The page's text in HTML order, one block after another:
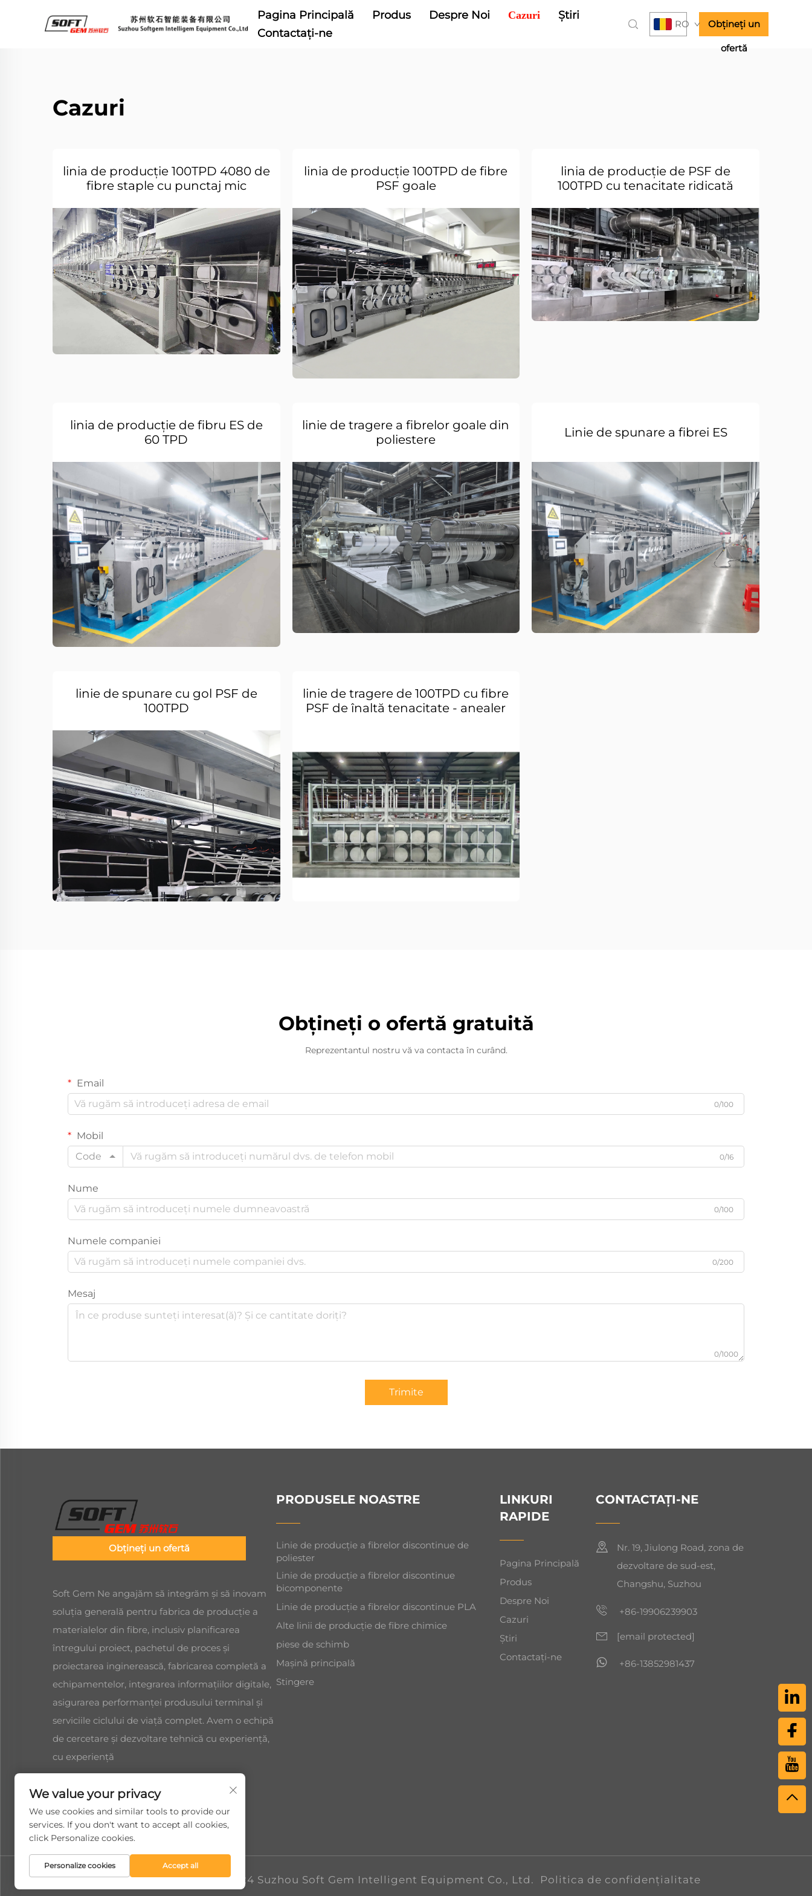
Pagina Principală Produs Despre Noi Cazuri
Știri
Contactați-ne
RO Obțineți un
ofertă
Cazuri
linia de producție 100TPD 4080 de
fibre staple cu punctaj mic
linia de producție 100TPD de fibre
PSF goale
linia de producție de PSF de
100TPD cu tenacitate ridicată
linia de producție de fibru ES de
60 TPD
linie de tragere a fibrelor goale din
poliestere
Linie de spunare a fibrei ES
linie de spunare cu gol PSF de
100TPD
linie de tragere de 100TPD cu fibre
PSF de înaltă tenacitate - anealer
Obțineți o ofertă gratuită
Reprezentantul nostru vă va contacta în curând.
Email
0/100
Mobil
Code
0/16
Nume
0/100
Numele companiei
0/200
Mesaj
0/1000
Trimite
Obțineți un ofertă
Soft Gem Ne angajăm să integrăm și să inovam
soluția generală pentru fabrica de producție a
materialelor din fibre, inclusiv planificarea
întregului proiect, pachetul de proces și
proiectarea inginerească, fabricarea completă a
echipamentelor, integrarea informațiilor digitale,
asigurarea performanței produsului terminal și
serviciile ciclului de viață complet. Avem o echipă
de cercetare și dezvoltare tehnică cu experiență,
cu experiență
PRODUSELE NOASTRE
Linie de producție a fibrelor discontinue de
poliester
Linie de producție a fibrelor discontinue
bicomponente
Linie de producție a fibrelor discontinue PLA
Alte linii de producție de fibre chimice
piese de schimb
Mașină principală
Stingere
LINKURI
RAPIDE
Pagina Principală
Produs
Despre Noi
Cazuri
Știri
Contactați-ne
CONTACTAȚI-NE
Nr. 19, Jiulong Road, zona de
dezvoltare de sud-est,
Changshu, Suzhou
+86-19906239903
[email protected]
+86-13852981437
Drepturi de autor © 2024 Suzhou Soft Gem Intelligent Equipment Co., Ltd. Politica de confidențialitate
We value your privacy
We use cookies and similar tools to provide our
services. If you don't want to accept all cookies,
click Personalize cookies.
Personalize cookies Accept all